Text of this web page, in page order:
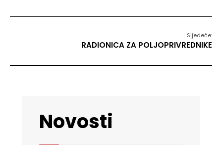
Sljedeće:
RADIONICA ZA POLJOPRIVREDNIKE
Novosti